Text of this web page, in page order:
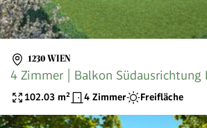
1230 WIEN
4 Zimmer | Balkon Südausrichtung
102.03 m² 4 Zimmer Freifläche